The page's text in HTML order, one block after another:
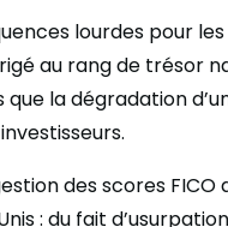
lourdes pour
au rang de trésor
la dégradation
des scores FICO
: du fait